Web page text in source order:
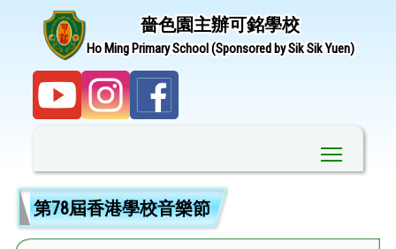
嗇色園主辦可銘學校
Ho Ming Primary School (Sponsored by Sik Sik Yuen)
第78屆香港學校音樂節